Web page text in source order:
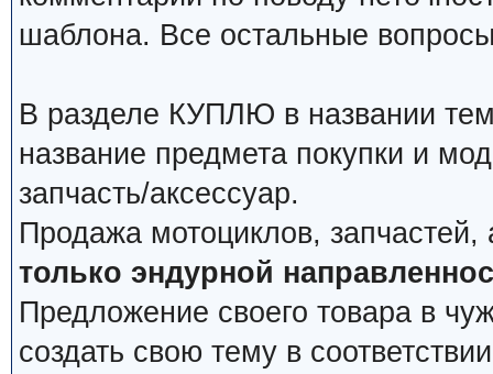
шаблона. Все остальные
В разделе КУПЛЮ в названии
название предмета покупки и
запчасть/аксессуар.
Продажа мотоциклов, запчастей,
только эндурной
Предложение своего товара в
создать свою тему в